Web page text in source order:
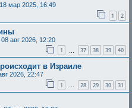
18 мар 2025, 16:49
1 2
08 авг 2026, 12:20
1 37 38 39 40
в Израиле
2026, 22:47
1 … 28 29 30 31